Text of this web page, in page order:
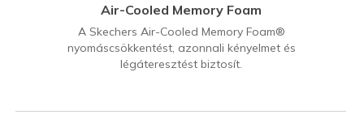
Air-Cooled Memory Foam
A Skechers Air-Cooled Memory Foam®
nyomáscsökkentést, azonnali kényelmet és
légáteresztést biztosít.